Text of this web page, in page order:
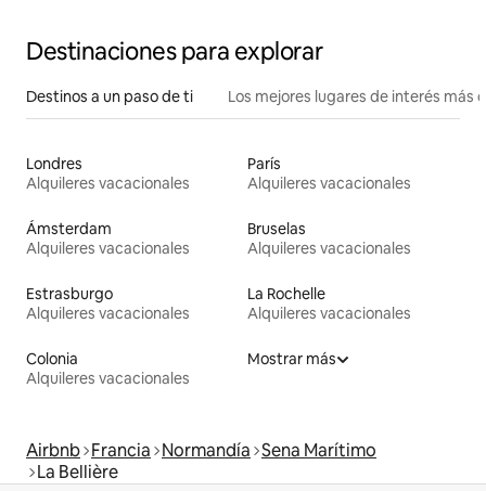
Destinaciones para explorar
Destinos a un paso de ti Los mejores lugares de interés más
Londres
Alquileres vacacionales
París
Alquileres vacacionales
Ámsterdam
Alquileres vacacionales
Bruselas
Alquileres vacacionales
Estrasburgo
Alquileres vacacionales
La Rochelle
Alquileres vacacionales
Colonia
Alquileres vacacionales
Mostrar más
Airbnb Francia Normandía Sena Marítimo
La Bellière